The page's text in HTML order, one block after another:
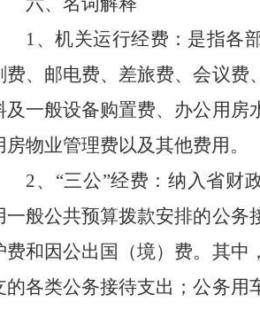
1、机关运行经费：是指各
费、邮电费、差旅费、会议费
及一般设备购置费、办公用房
房物业管理费以及其他费用。
2、“三公”经费：纳入省财
一般公共预算拨款安排的公务
费和因公出国（境）费。其中
的各类公务接待支出；公务用